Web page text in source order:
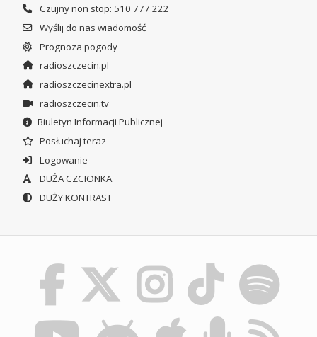
Czujny non stop: 510 777 222
Wyślij do nas wiadomość
Prognoza pogody
radioszczecin.pl
radioszczecinextra.pl
radioszczecin.tv
Biuletyn Informacji Publicznej
Posłuchaj teraz
Logowanie
DUŻA CZCIONKA
DUŻY KONTRAST